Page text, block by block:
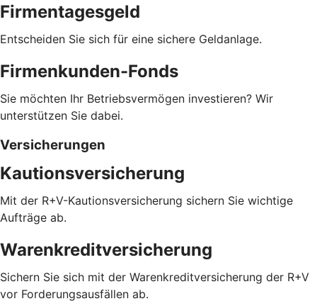
Firmentagesgeld
Entscheiden Sie sich für eine sichere Geldanlage.
Firmenkunden-Fonds
Sie möchten Ihr Betriebsvermögen investieren? Wir
unterstützen Sie dabei.
Versicherungen
Kautionsversicherung
Mit der R+V-Kautionsversicherung sichern Sie wichtige
Aufträge ab.
Warenkreditversicherung
Sichern Sie sich mit der Warenkreditversicherung der R+V
vor Forderungsausfällen ab.